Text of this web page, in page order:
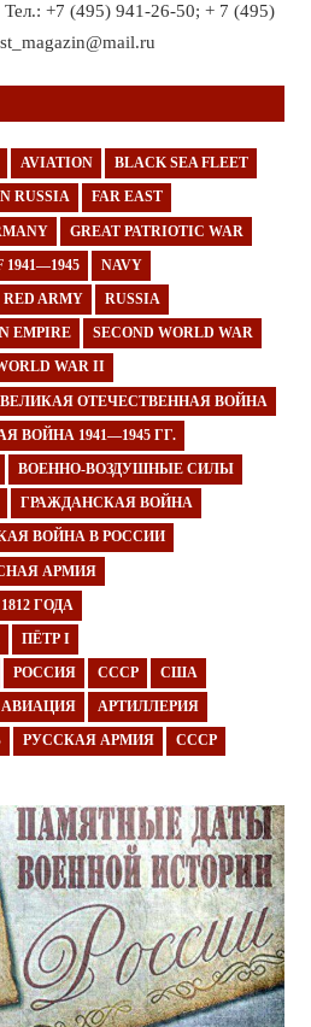
Тел.: +7 (495) 941-26-50; + 7 (495)
AVIATION BLACK SEA FLEET
RUSSIA FAR EAST
GREAT PATRIOTIC WAR
1941—1945 NAVY
RED ARMY RUSSIA
EMPIRE SECOND WORLD WAR
WAR II
ВЕЛИКАЯ ОТЕЧЕСТВЕННАЯ ВОЙНА
ВОЙНА 1941—1945 ГГ.
ВОЕННО-ВОЗДУШНЫЕ СИЛЫ
ГРАЖДАНСКАЯ ВОЙНА
ВОЙНА В РОССИИ
АРМИЯ
ГОДА
ПЁТР I
РОССИЯ СССР США
АВИАЦИЯ АРТИЛЛЕРИЯ
РУССКАЯ АРМИЯ СССР